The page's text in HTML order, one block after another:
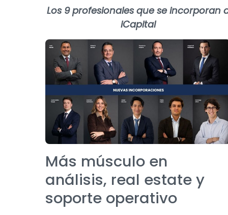
Los 9 profesionales que se incorporan
iCapital
Más músculo en
análisis, real estate y
soporte operativo